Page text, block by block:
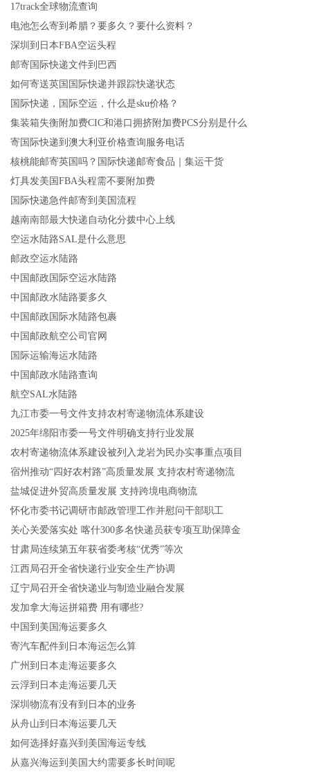
17track全球物流查询
电池怎么寄到希腊？要多久？要什么资料？
深圳到日本FBA空运头程
邮寄国际快递文件到巴西
如何寄送英国国际快递并跟踪快递状态
国际快递，国际空运，什么是sku价格？
集装箱失衡附加费CIC和港口拥挤附加费PCS分别是什么
寄国际快递到澳大利亚价格查询服务电话
核桃能邮寄英国吗？国际快递邮寄食品｜集运干货
灯具发美国FBA头程需不要附加费
国际快递急件邮寄到美国流程
越南南部最大快递自动化分拨中心上线
空运水陆路SAL是什么意思
邮政空运水陆路
中国邮政国际空运水陆路
中国邮政水陆路要多久
中国邮政国际水陆路包裹
中国邮政航空公司官网
国际运输海运水陆路
中国邮政水陆路查询
航空SAL水陆路
九江市委一号文件支持农村寄递物流体系建设
2025年绵阳市委一号文件明确支持行业发展
农村寄递物流体系建设被列入龙岩为民办实事重点项目
宿州推动“四好农村路”高质量发展 支持农村寄递物流
盐城促进外贸高质量发展 支持跨境电商物流
怀化市委书记调研市邮政管理工作并慰问干部职工
关心关爱落实处 喀什300多名快递员获专项互助保障金
甘肃局连续第五年获省委考核“优秀”等次
江西局召开全省快递行业安全生产协调
辽宁局召开全省快递业与制造业融合发展
发加拿大海运拼箱费 用有哪些?
中国到美国海运要多久
寄汽车配件到日本海运怎么算
广州到日本走海运要多久
云浮到日本走海运要几天
深圳物流有没有到日本的业务
从舟山到日本海运要几天
如何选择好嘉兴到美国海运专线
从嘉兴海运到美国大约需要多长时间呢